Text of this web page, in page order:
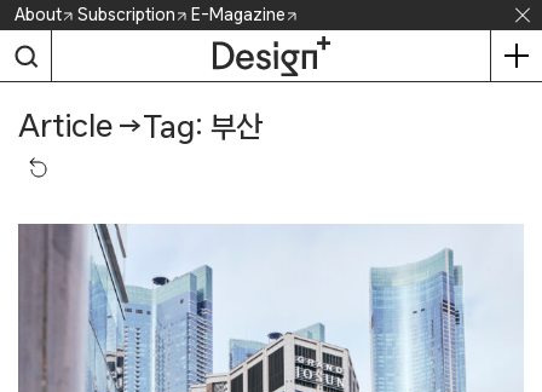
Skip
content
About Subscription E-Magazine
Article →Tag: 부산